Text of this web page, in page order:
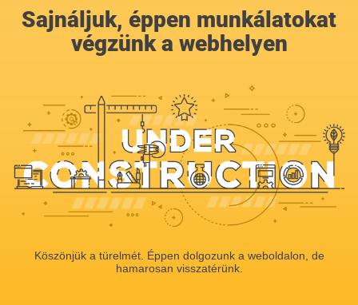
Sajnáljuk, éppen munkálatokat
végzünk a webhelyen
Köszönjük a türelmét. Éppen dolgozunk a weboldalon, de
hamarosan visszatérünk.